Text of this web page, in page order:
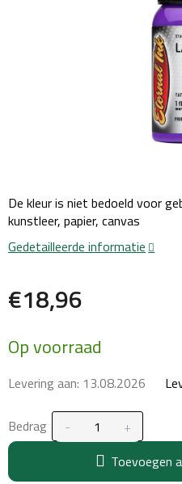
€18,96
prijs:
Op voorraad
Levering aan: 13.08.2026
Bedrag
Toevoegen
De kleur is niet bedoeld voor
kunstleer, papier, canvas
Gedetailleerde informatie